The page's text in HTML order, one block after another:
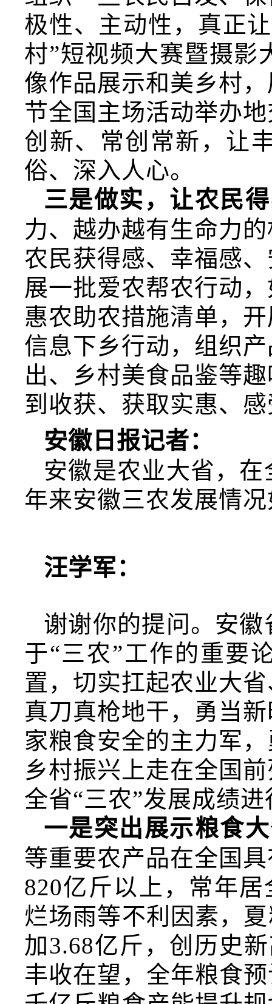
极性、主动性，真正
村”短视频大赛暨摄影
像作品展示和美乡村
节全国主场活动举办
创新、常创常新，让
俗、深入人心。
三是做实，让农民
力、越办越有生命力
农民获得感、幸福感
展一批爱农帮农行动
惠农助农措施清单，
信息下乡行动，组织
出、乡村美食品鉴等
到收获、获取实惠、
安徽日报记者：
安徽是农业大省，
年来安徽三农发展情
汪学军：
谢谢你的提问。安
于“三农”工作的重要
置，切实扛起农业大
真刀真枪地干，勇当
家粮食安全的主力军
乡村振兴上走在全国
全省“三农”发展成绩
一是突出展示粮食
等重要农产品在全国
820亿斤以上，常年
烂场雨等不利因素，
加3.68亿斤，创历史
丰收在望，全年粮食